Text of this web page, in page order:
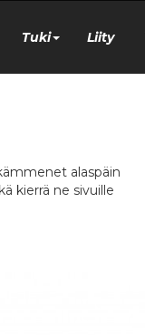
Tuki Liity
alaspäin
kierrä ne sivuille